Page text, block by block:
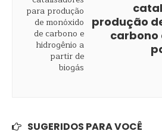
produção
carbono
SUGERIDOS PARA VOCÊ